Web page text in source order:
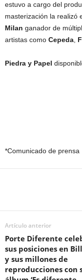
estuvo a cargo del
masterización la realizó
Milan ganador de
artistas como Cepeda,
Piedra y Papel
*Comunicado de prensa
Artículo anterior
Porte Diferente
sus posiciones en
y sus millones de
reproducciones con